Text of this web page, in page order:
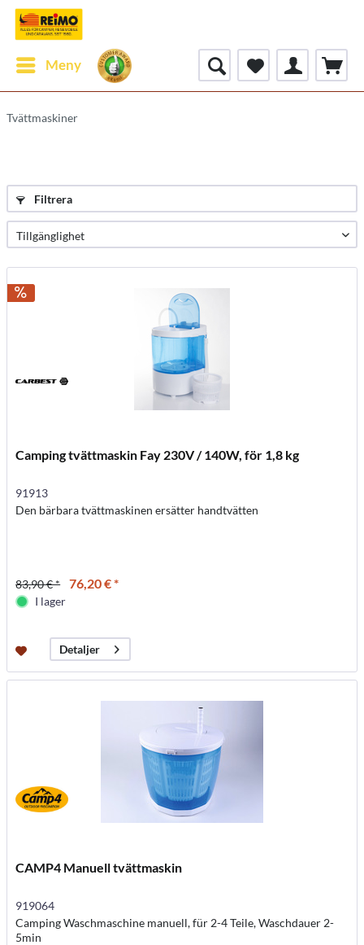
Meny
Tvättmaskiner
Filtrera
Camping tvättmaskin Fay 230V / 140W, för 1,8 kg
91913
Den bärbara tvättmaskinen ersätter handtvätten
83,90 € * 76,20 € *
I lager
Detaljer
CAMP4 Manuell tvättmaskin
919064
Camping Waschmaschine manuell, für 2-4 Teile, Waschdauer 2-
5min